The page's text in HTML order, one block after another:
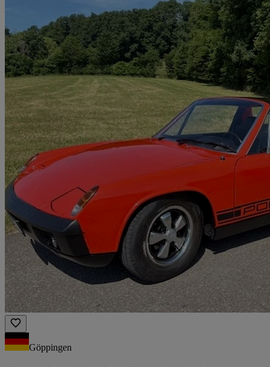
Göppingen